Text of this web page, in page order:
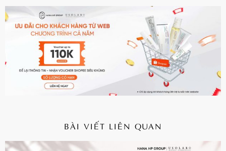
BÀI VIẾT LIÊN QUAN